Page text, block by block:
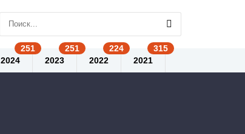
2024 2023 2022 2021